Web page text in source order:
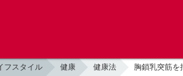
フスタイル 健康 健康法 胸鎖乳突筋を